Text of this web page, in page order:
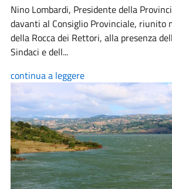
Nino Lombardi, Presidente della
davanti al Consiglio Provinciale, riunito
della Rocca dei Rettori, alla presenza
Sindaci e dell...
continua a leggere